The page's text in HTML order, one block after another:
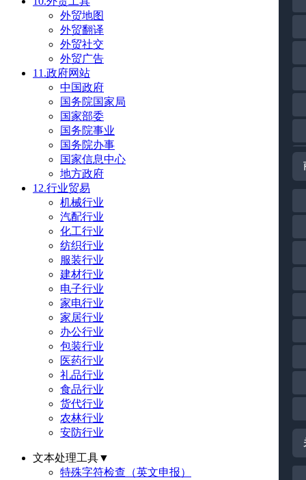
外贸地图
外贸翻译
外贸社交
外贸广告
11.政府网站
中国政府
国务院国家局
国家部委
国务院事业
国务院办事
国家信息中心
地方政府
12.行业贸易
机械行业
汽配行业
化工行业
纺织行业
服装行业
建材行业
电子行业
家电行业
家居行业
办公行业
包装行业
医药行业
礼品行业
食品行业
货代行业
农林行业
安防行业
文本处理工具▼
特殊字符检查（英文申报）